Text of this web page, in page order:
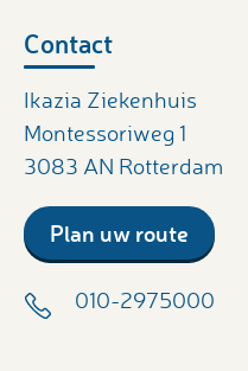
Contact
Ikazia Ziekenhuis
Montessoriweg 1
3083 AN Rotterdam
Plan uw route
010-2975000